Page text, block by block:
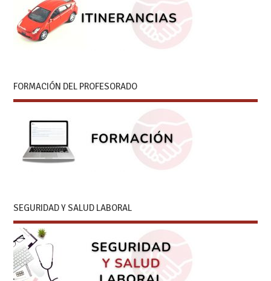
FORMACIÓN DEL PROFESORADO
SEGURIDAD Y SALUD LABORAL